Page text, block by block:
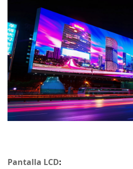
Pantalla LCD: